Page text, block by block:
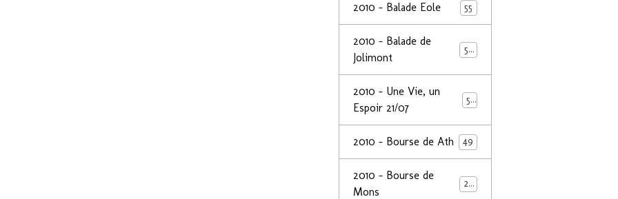
2010 - Balade Eole 55
2010 - Balade de
Jolimont
50
2010 - Une Vie, un
Espoir 21/07
53
2010 - Bourse de Ath 49
2010 - Bourse de
Mons
29